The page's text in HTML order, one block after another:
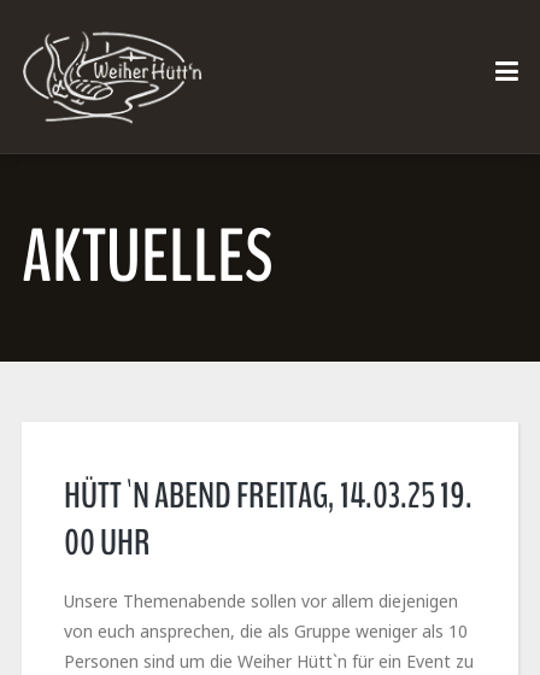
AKTUELLES
HÜTT`N ABEND FREITAG, 14.03.25 19.
00 UHR
Unsere Themenabende sollen vor allem diejenigen
von euch ansprechen, die als Gruppe weniger als 10
Personen sind um die Weiher Hütt`n für ein Event zu